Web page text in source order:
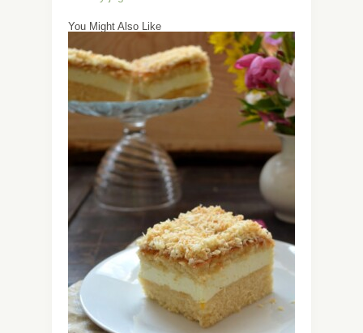
You Might Also Like